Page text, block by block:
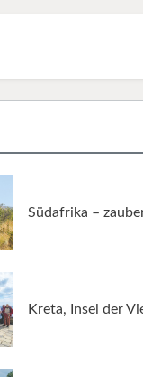
Südafrika –
Kreta, Insel der